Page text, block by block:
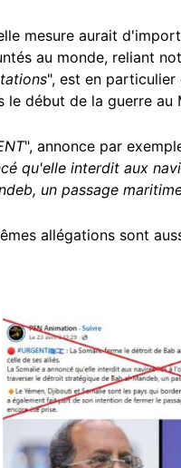
mesure aurait
au monde, reliant
", est en
le début de la guerre au
", annonce par
qu'elle interdit aux
un passage
allégations sont